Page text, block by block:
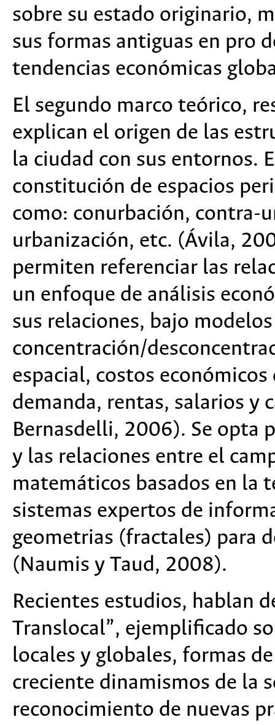
sobre su estado originario,
sus formas antiguas en pro
tendencias económicas
El segundo marco teórico,
explican el origen de las
la ciudad con sus entornos.
constitución de espacios
como: conurbación, contra-
urbanización, etc. (Ávila,
permiten referenciar las
un enfoque de análisis
sus relaciones, bajo
concentración/
espacial, costos
demanda, rentas, salarios y
Bernasdelli, 2006). Se opta
y las relaciones entre el
matemáticos basados en la
sistemas expertos de
geometrias (fractales) para
(Naumis y Taud, 2008).
Recientes estudios, hablan
Translocal”, ejemplificado
locales y globales, formas
creciente dinamismos de la
reconocimiento de nuevas